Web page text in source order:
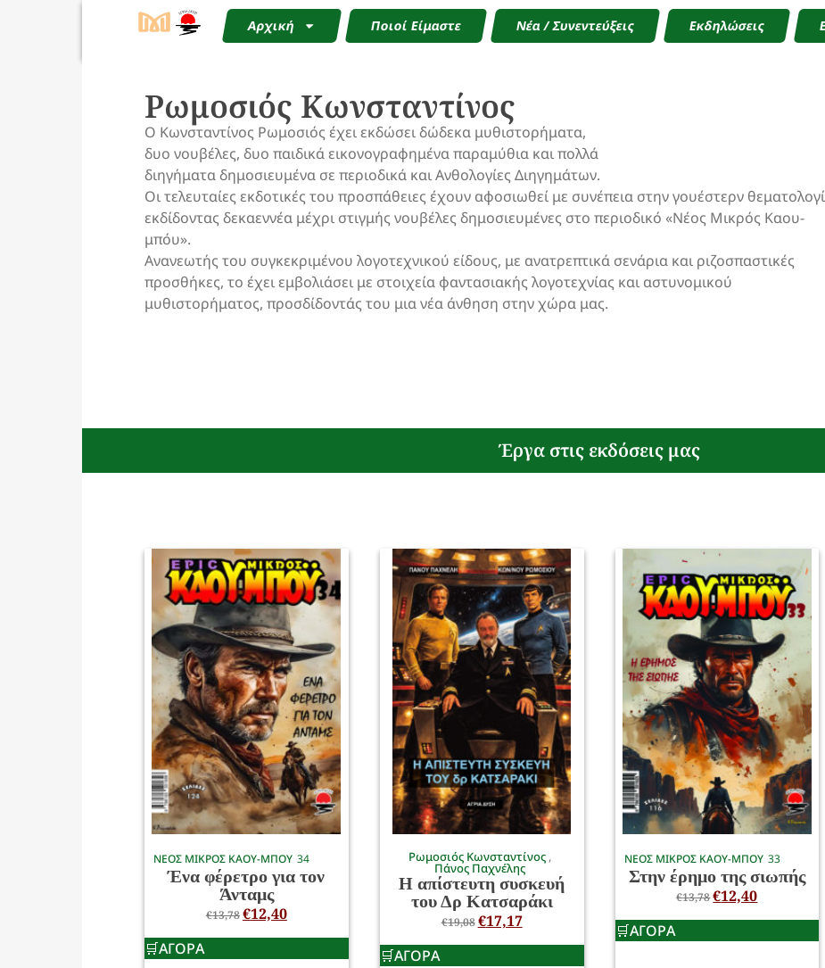
Αρχική Ποιοί Είμαστε Νέα / Συνεντεύξεις Εκδηλώσεις
Ρωμοσιός Κωνσταντίνος
Ο Κωνσταντίνος Ρωμοσιός έχει εκδώσει δώδεκα μυθιστορήματα,
δυο νουβέλες, δυο παιδικά εικονογραφημένα παραμύθια και πολλά
διηγήματα δημοσιευμένα σε περιοδικά και Ανθολογίες Διηγημάτων.
Οι τελευταίες εκδοτικές του προσπάθειες έχουν αφοσιωθεί με συνέπεια στην γουέστερν
εκδίδοντας δεκαεννέα μέχρι στιγμής νουβέλες δημοσιευμένες στο περιοδικό «Νέος Μικρός Καου-
μπόυ».
Ανανεωτής του συγκεκριμένου λογοτεχνικού είδους, με ανατρεπτικά σενάρια και ριζοσπαστικές
προσθήκες, το έχει εμβολιάσει με στοιχεία φαντασιακής λογοτεχνίας και αστυνομικού
μυθιστορήματος, προσδίδοντάς του μια νέα άνθηση στην χώρα μας.
Έργα στις εκδόσεις μας
ΝΕΟΣ ΜΙΚΡΟΣ ΚΑΟΥ-ΜΠΟΥ 34
Ένα φέρετρο για τον
Άνταμς
€13,78€12,40
ΑΓΟΡΑ
Ρωμοσιός Κωνσταντίνος
Πάνος Παχνέλης
Η απίστευτη συσκευή
του Δρ Κατσαράκι
€19,08€17,17
ΑΓΟΡΑ
ΝΕΟΣ ΜΙΚΡΟΣ ΚΑΟΥ-ΜΠΟΥ 33
Στην έρημο της σιωπής
€13,78€12,40
ΑΓΟΡΑ